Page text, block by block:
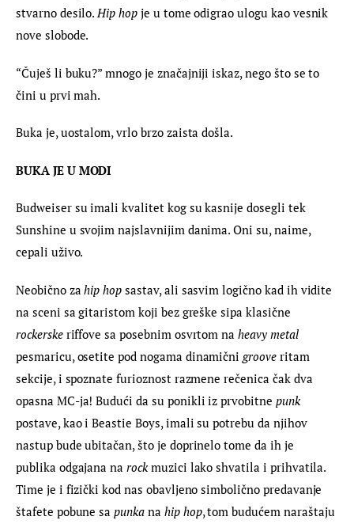
stvarno desilo. Hip hop je u tome odigrao ulogu kao vesnik
nove slobode.
“Čuješ li buku?” mnogo je značajniji iskaz, nego što se to
čini u prvi mah.
Buka je, uostalom, vrlo brzo zaista došla.
BUKA JE U MODI
Budweiser su imali kvalitet kog su kasnije dosegli tek
Sunshine u svojim najslavnijim danima. Oni su, naime,
cepali uživo.
Neobično za hip hop sastav, ali sasvim logično kad ih vidite
na sceni sa gitaristom koji bez greške sipa klasične
rockerske riffove sa posebnim osvrtom na heavy metal
pesmaricu, osetite pod nogama dinamični groove ritam
sekcije, i spoznate furioznost razmene rečenica čak dva
opasna MC-ja! Budući da su ponikli iz prvobitne punk
postave, kao i Beastie Boys, imali su potrebu da njihov
nastup bude ubitačan, što je doprinelo tome da ih je
publika odgajana na rock muzici lako shvatila i prihvatila.
Time je i fizički kod nas obavljeno simbolično predavanje
štafete pobune sa punka na hip hop, tom budućem naraštaju